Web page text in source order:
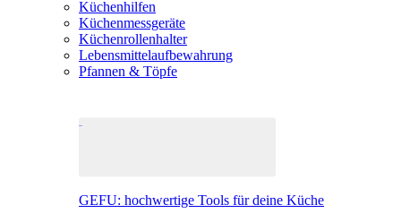
Küchenhilfen
Küchenmessgeräte
Küchenrollenhalter
Lebensmittelaufbewahrung
Pfannen & Töpfe
GEFU: hochwertige Tools für deine Küche